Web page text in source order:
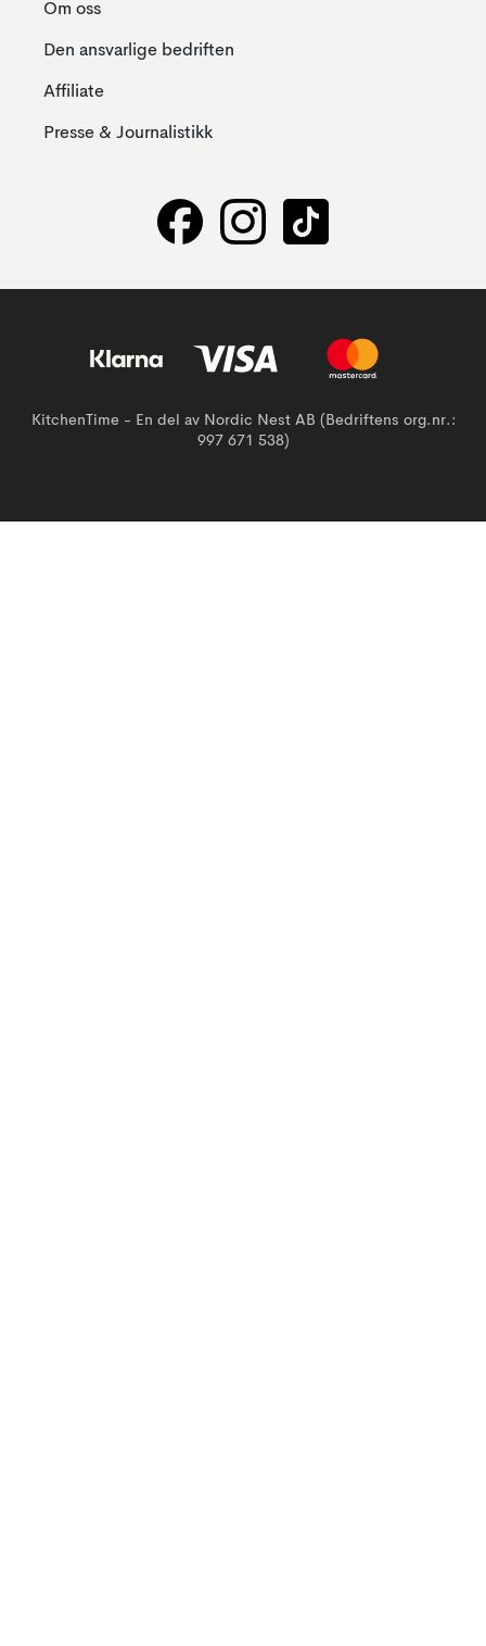
Om oss
Den ansvarlige bedriften
Affiliate
Presse & Journalistikk
KitchenTime - En del av Nordic Nest AB (Bedriftens org.nr.:
997 671 538)